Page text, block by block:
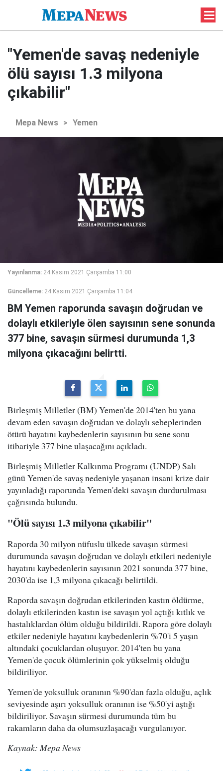
"Yemen'de savaş nedeniyle
ölü sayısı 1.3 milyona
çıkabilir"
Mepa News > Yemen
Yayınlanma: 24 Kasım 2021 Çarşamba 11:00
Güncelleme: 24 Kasım 2021 Çarşamba 11:04
BM Yemen raporunda savaşın doğrudan ve
dolaylı etkileriyle ölen sayısının sene sonunda
377 bine, savaşın sürmesi durumunda 1,3
milyona çıkacağını belirtti.
Birleşmiş Milletler (BM) Yemen'de 2014'ten bu yana
devam eden savaşın doğrudan ve dolaylı sebeplerinden
ötürü hayatını kaybedenlerin sayısının bu sene sonu
itibariyle 377 bine ulaşacağını açıkladı.
Birleşmiş Milletler Kalkınma Programı (UNDP) Salı
günü Yemen'de savaş nedeniyle yaşanan insani krize dair
yayınladığı raporunda Yemen'deki savaşın durdurulması
çağrısında bulundu.
"Ölü sayısı 1.3 milyona çıkabilir"
Raporda 30 milyon nüfuslu ülkede savaşın sürmesi
durumunda savaşın doğrudan ve dolaylı etkileri nedeniyle
hayatını kaybedenlerin sayısının 2021 sonunda 377 bine,
2030'da ise 1,3 milyona çıkacağı belirtildi.
Raporda savaşın doğrudan etkilerinden kastın öldürme,
dolaylı etkilerinden kastın ise savaşın yol açtığı kıtlık ve
hastalıklardan ölüm olduğu bildirildi. Rapora göre dolaylı
etkiler nedeniyle hayatını kaybedenlerin %70'i 5 yaşın
altındaki çocuklardan oluşuyor. 2014'ten bu yana
Yemen'de çocuk ölümlerinin çok yükselmiş olduğu
bildiriliyor.
Yemen'de yoksulluk oranının %90'dan fazla olduğu, açlık
seviyesinde aşırı yoksulluk oranının ise %50'yi aştığı
bildiriliyor. Savaşın sürmesi durumunda tüm bu
rakamların daha da olumsuzlaşacağı vurgulanıyor.
Kaynak: Mepa News